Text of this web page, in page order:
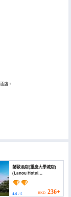
店。
蘭歐酒店(重慶大學城店)
(Lanou Hotel
(Chongqing University
Town))
4.6/ 5 HKD 236+